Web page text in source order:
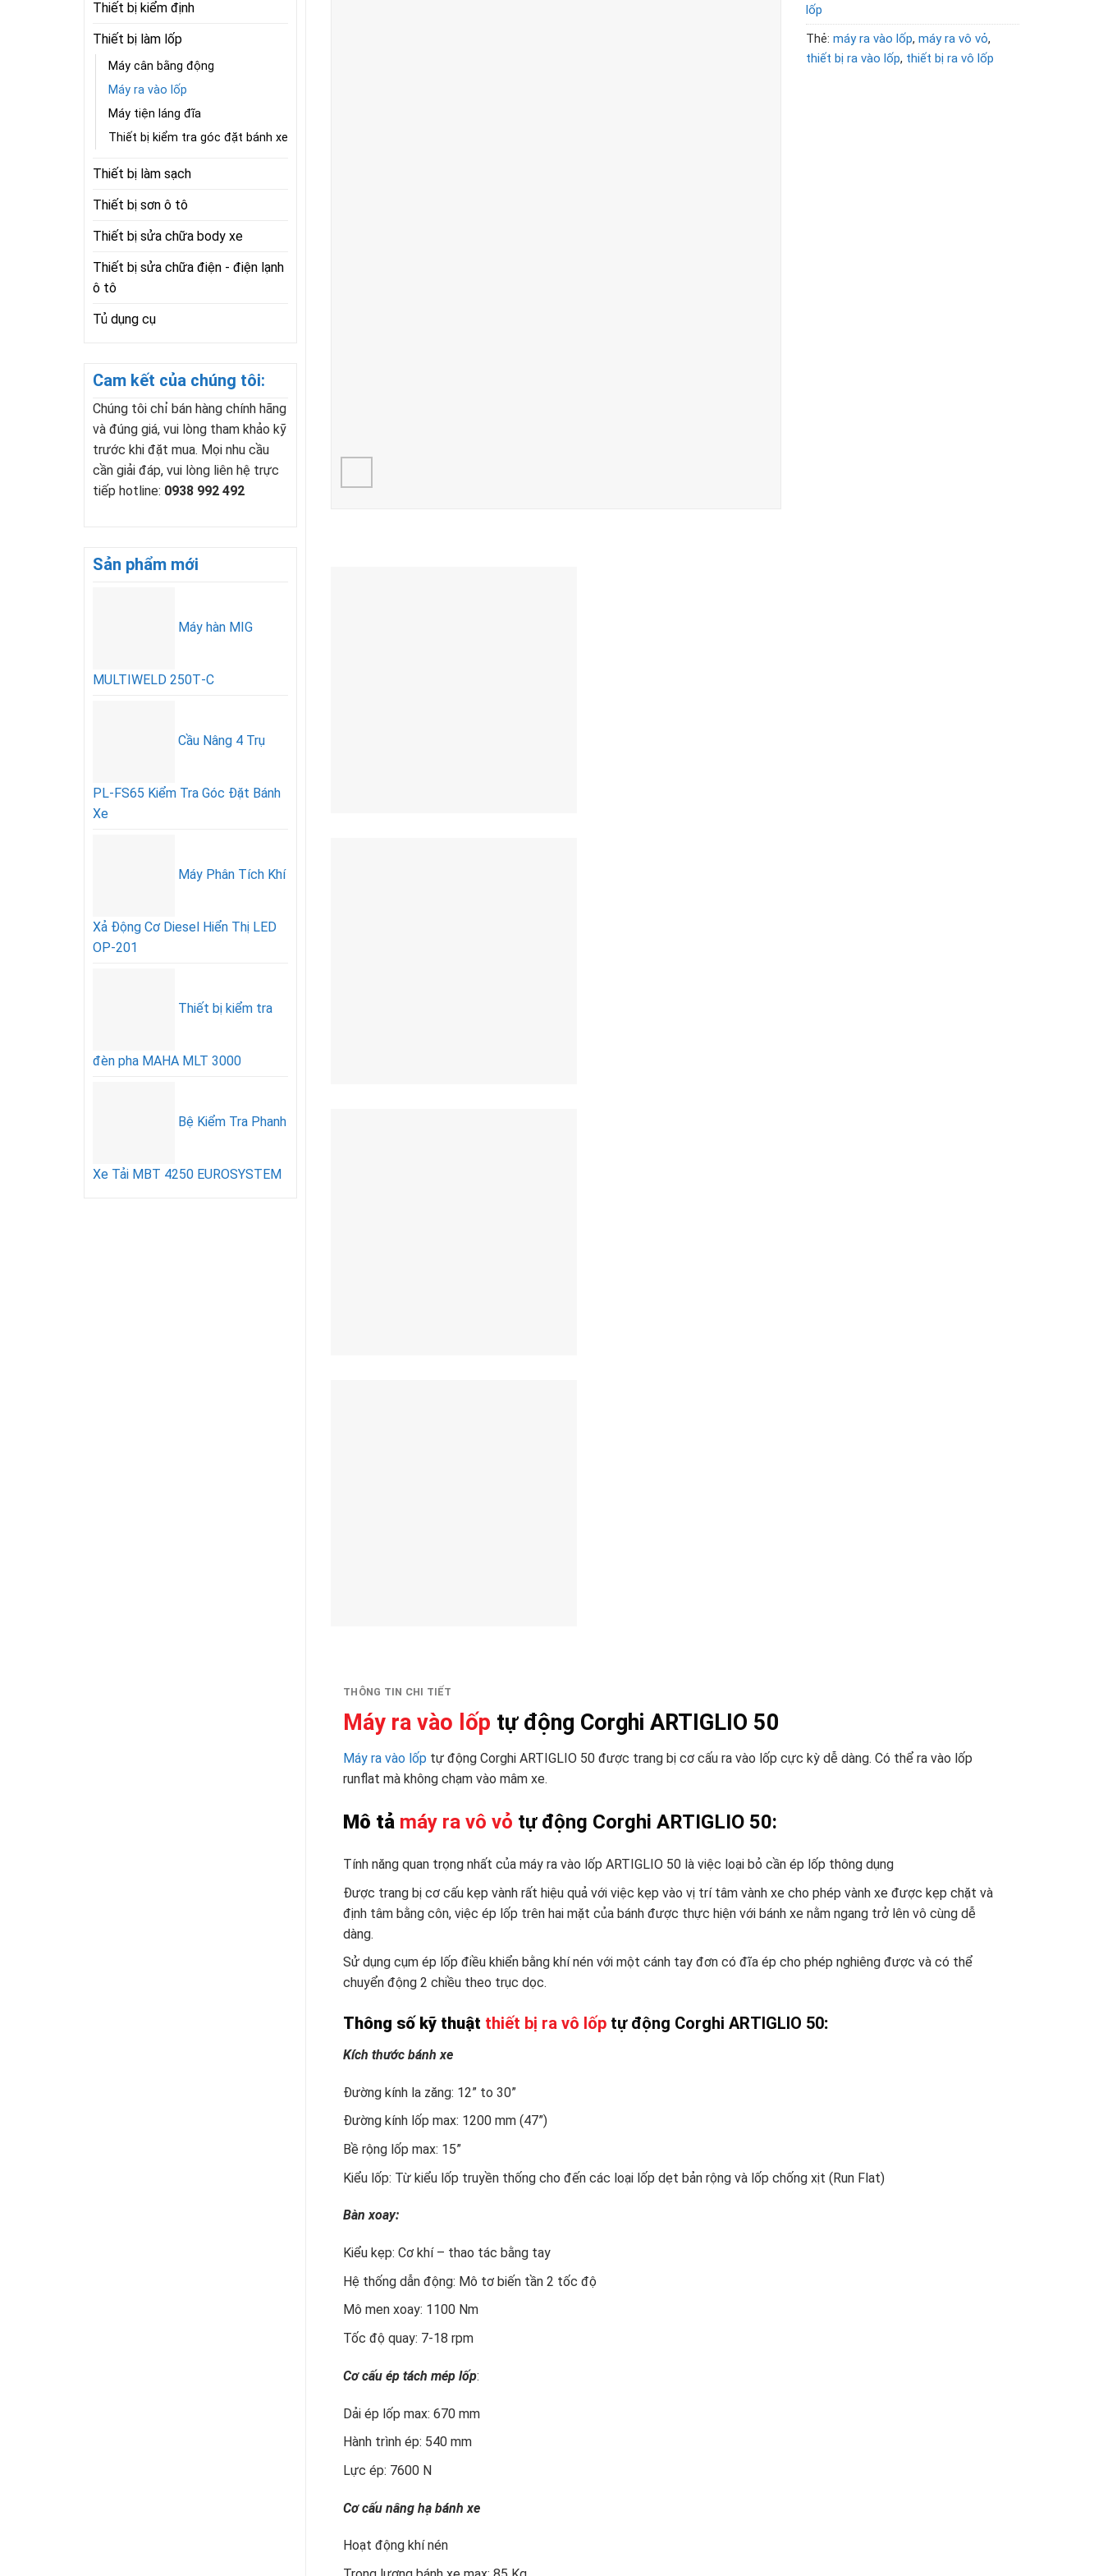
Thiết bị kiểm định
Thiết bị làm lốp
Máy cân bằng động
Máy ra vào lốp
Máy tiện láng đĩa
Thiết bị kiểm tra góc đặt bánh xe
Thiết bị làm sạch
Thiết bị sơn ô tô
Thiết bị sửa chữa body xe
Thiết bị sửa chữa điện - điện lạnh
ô tô
Tủ dụng cụ
Cam kết của chúng tôi:
Chúng tôi chỉ bán hàng chính hãng
và đúng giá, vui lòng tham khảo kỹ
trước khi đặt mua. Mọi nhu cầu
cần giải đáp, vui lòng liên hệ trực
tiếp hotline: 0938 992 492
Sản phẩm mới
Máy hàn MIG
MULTIWELD 250T‑C
Cầu Nâng 4 Trụ
PL-FS65 Kiểm Tra Góc Đặt Bánh
Xe
Máy Phân Tích Khí
Xả Động Cơ Diesel Hiển Thị LED
OP-201
Thiết bị kiểm tra
đèn pha MAHA MLT 3000
Bệ Kiểm Tra Phanh
Xe Tải MBT 4250 EUROSYSTEM
lốp
Thẻ:máy ra vào lốp,máy ra vô vỏ,
thiết bị ra vào lốp, thiết bị ra vô lốp
THÔNG TIN CHI TIẾT
Máy ra vào lốp tựđộng Corghi ARTIGLIO 50
Máy ra vào lốp tự động Corghi ARTIGLIO 50 được trang bị cơ cấu ra vào lốp cực kỳ dễ dàng. Có thể ra vào lốp
runflat mà không chạm vào mâm xe.
Mô tả máy ra vô vỏ tựđộng Corghi ARTIGLIO 50:
Tính năng quan trọng nhất của máy ra vào lốp ARTIGLIO 50 là việc loại bỏ cần ép lốp thông dụng
Được trang bị cơ cấu kẹp vành rất hiệu quả với việc kẹp vào vị trí tâm vành xe cho phép vành xe được kẹp chặt và
định tâm bằng côn, việc ép lốp trên hai mặt của bánh được thực hiện với bánh xe nằm ngang trở lên vô cùng dễ
dàng.
Sử dụng cụm ép lốp điều khiển bằng khí nén với một cánh tay đơn có đĩa ép cho phép nghiêng được và có thể
chuyển động 2 chiều theo trục dọc.
Thông số kỹ thuật thiết bị ra vô lốp tựđộng Corghi ARTIGLIO 50:
Kích thước bánh xe
Đường kính la zăng: 12” to 30”
Đường kính lốp max: 1200 mm (47”)
Bề rộng lốp max: 15”
Kiểu lốp: Từ kiểu lốp truyền thống cho đến các loại lốp dẹt bản rộng và lốp chống xịt (Run Flat)
Bàn xoay:
Kiểu kẹp: Cơ khí – thao tác bằng tay
Hệ thống dẫn động: Mô tơ biến tần 2 tốc độ
Mô men xoay: 1100 Nm
Tốc độ quay: 7-18 rpm
Cơ cấu ép tách mép lốp:
Dải ép lốp max: 670 mm
Hành trình ép: 540 mm
Lực ép: 7600 N
Cơ cấu nâng hạ bánh xe
Hoạt động khí nén